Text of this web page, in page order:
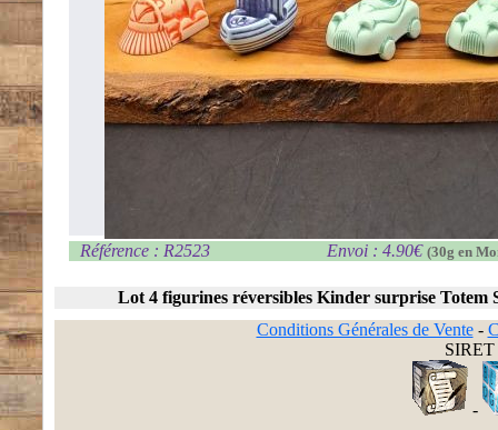
Référence : R2523 Envoi : 4.90€ (30g en
Lot 4 figurines réversibles Kinder surprise Totem
Conditions Générales de Vente-
SIRET
-